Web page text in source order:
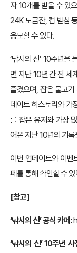
자 10개를 받을 수 있
24K 도금잔, 컵 받침
응모할 수 있다.
‘낚시의 신’ 10주년을
면 지난 10년 간 전 세
즐겼으며, 잡은 물고
데이트 히스토리와 가
를 잡은 유저와 가장
어온 지난 10년의 기록
이번 업데이트와 이벤
페를 통해 확인할 수 있
[참고]
‘낚시의 신’ 공식 카페:
‘낚시의 신’ 10주년